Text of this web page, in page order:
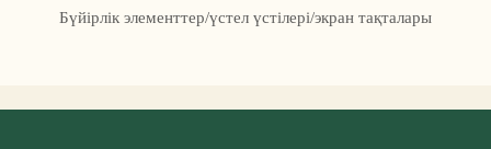
Бүйірлік элементтер/үстел үстілері/экран тақталары